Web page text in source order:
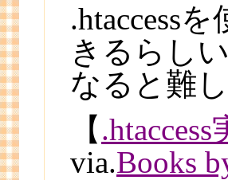
.htaccess
きるらし
なると難
【
via.Books